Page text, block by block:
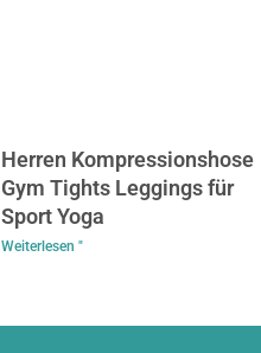
Herren Kompressionshose
Gym Tights Leggings für
Sport Yoga
Weiterlesen "